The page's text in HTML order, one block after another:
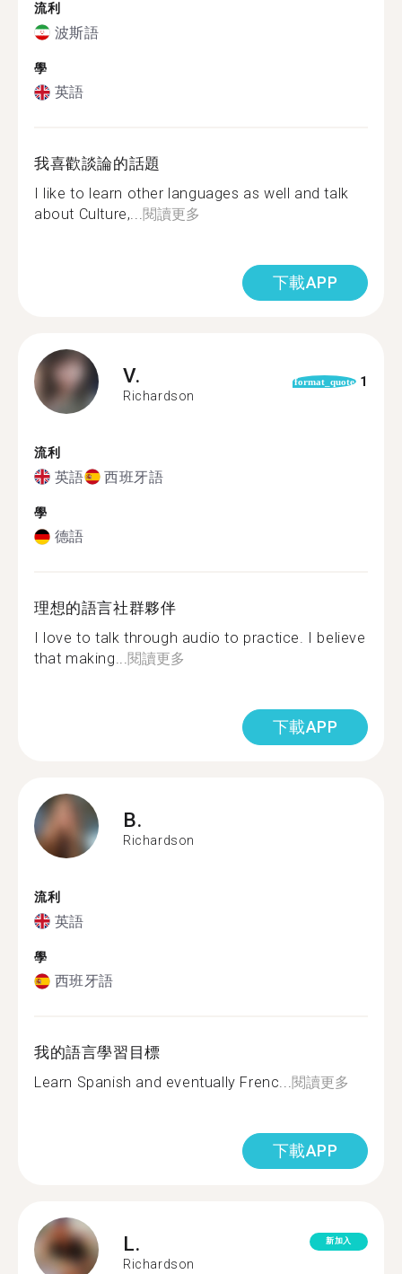
流利
波斯語
學
英語
我喜歡談論的話題
I like to learn other languages as well and talk
about Culture,...閱讀更多
下載APP
V.
Richardson
format_quote 1
流利
英語 西班牙語
學
德語
理想的語言社群夥伴
I love to talk through audio to practice. I believe
that making...閱讀更多
下載APP
B.
Richardson
流利
英語
學
西班牙語
我的語言學習目標
Learn Spanish and eventually Frenc...閱讀更多
下載APP
L.
Richardson
新加入